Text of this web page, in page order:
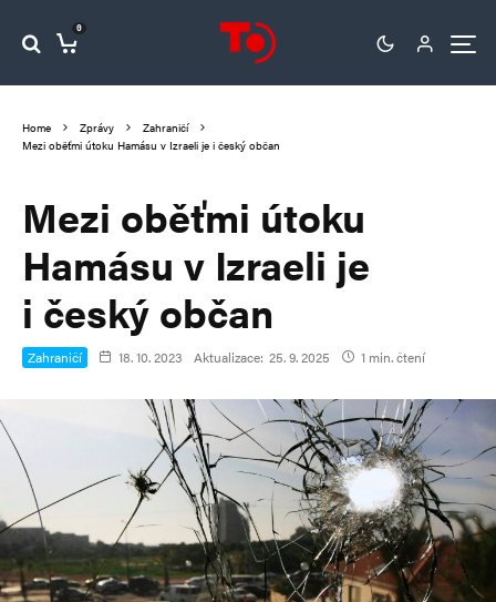
0
Home Zprávy
Zahraničí
Mezi oběťmi útoku Hamásu v Izraeli je i český občan
Mezi oběťmi útoku
Hamásu v Izraeli je
i český občan
Zahraničí 18. 10. 2023 Aktualizace: 25. 9. 2025 1 min. čtení